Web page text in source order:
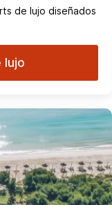
de lujo diseñados
lujo